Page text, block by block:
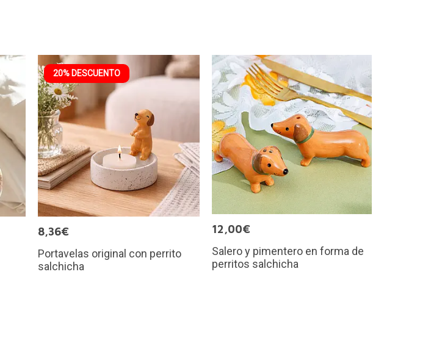
20% DESCUENTO
8,36€
Portavelas original con perrito
salchicha
12,00€
Salero y pimentero en forma de
perritos salchicha